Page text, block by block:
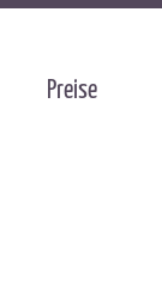
Preise